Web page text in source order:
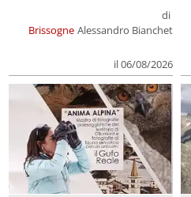
Brissogne
di
Alessandro Bianchet
il 06/08/2026